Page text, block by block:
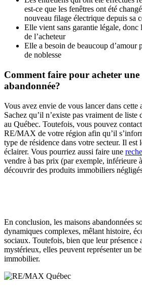
est-ce que les fenêtres ont été
nouveau filage électrique depuis sa
Elle vient sans garantie légale, donc
de l’acheteur
Elle a besoin de beaucoup d’amour
de noblesse
Comment faire pour acheter une
abandonnée?
Vous avez envie de vous lancer dans
Sachez qu’il n’existe pas vraiment de liste
au Québec. Toutefois, vous pouvez
RE/MAX de votre région afin qu’il
type de résidence dans votre secteur. Il
éclairer. Vous pourriez aussi faire une
vendre à bas prix (par exemple, inférieure
découvrir des produits immobiliers
En conclusion, les maisons abandonnées
dynamiques complexes, mêlant histoire,
sociaux. Toutefois, bien que leur présence
mystérieux, elles peuvent représenter un
immobilier.